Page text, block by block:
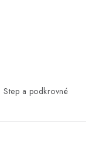
a podkrovné